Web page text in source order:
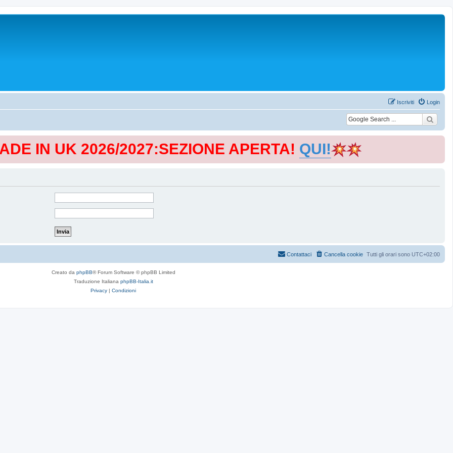
Login
Iscriviti
IN UK 2026/2027:SEZIONE APERTA! QUI!
Tutti gli orari sono UTC+02:00
Cancella cookie
Contattaci
Creato da phpBB® Forum Software © phpBB Limited
Traduzione Italiana phpBB-Italia.it
Privacy | Condizioni